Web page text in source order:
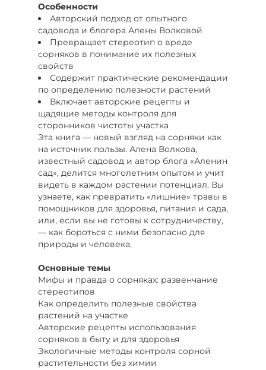
Особенности
Авторский подход от опытного
садовода и блогера Алены Волковой
Превращает стереотип о вреде
сорняков в понимание их полезных
свойств
Содержит практические рекомендации
по определению полезности растений
Включает авторские рецепты и
щадящие методы контроля для
сторонников чистоты участка
Эта книга — новый взгляд на сорняки как
на источник пользы. Алена Волкова,
известный садовод и автор блога «Аленин
сад», делится многолетним опытом и учит
видеть в каждом растении потенциал. Вы
узнаете, как превратить «лишние» травы в
помощников для здоровья, питания и сада,
или, если вы не готовы к сотрудничеству,
— как бороться с ними безопасно для
природы и человека.
Основные темы
Мифы и правда о сорняках: развенчание
стереотипов
Как определить полезные свойства
растений на участке
Авторские рецепты использования
сорняков в быту и для здоровья
Экологичные методы контроля сорной
растительности без химии